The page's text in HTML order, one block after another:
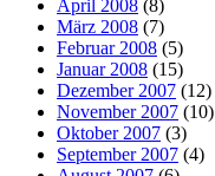
April 2008 (8)
März 2008 (7)
Februar 2008 (5)
Januar 2008 (15)
Dezember 2007 (12)
November 2007 (10)
Oktober 2007 (3)
September 2007 (4)